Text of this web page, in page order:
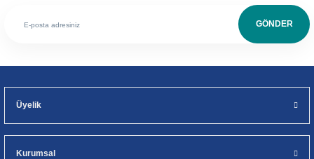
GÖNDER
Üyelik
Kurumsal